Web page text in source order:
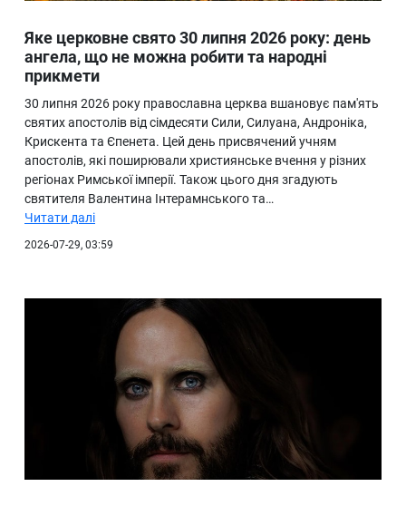
Яке церковне свято 30 липня 2026 року: день
ангела, що не можна робити та народні
прикмети
30 липня 2026 року православна церква вшановує пам'ять
святих апостолів від сімдесяти Сили, Силуана, Андроніка,
Крискента та Єпенета. Цей день присвячений учням
апостолів, які поширювали християнське вчення у різних
регіонах Римської імперії. Також цього дня згадують
святителя Валентина Інтерамнського та…
Читати далі
2026-07-29, 03:59